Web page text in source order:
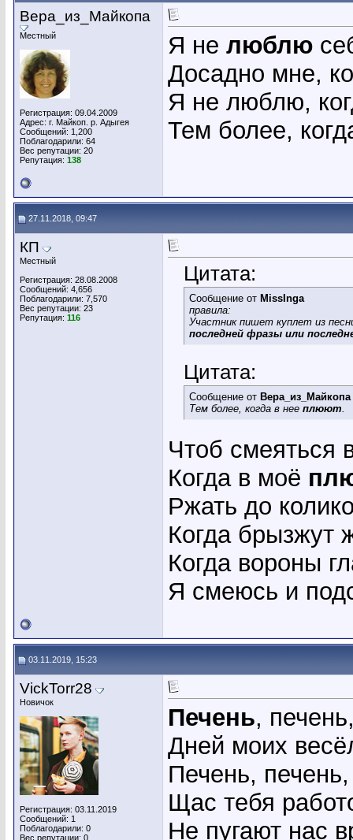
Вера_из_Майкопа
Местный
Регистрация: 09.04.2009
Адрес: г. Майкоп. р. Адыгея
Сообщений: 1,200
Поблагодарили: 64
Вес репутации: 20
Репутация: 138
Я не люблю
Досадно мне,
Я не люблю,
Тем более,
27.11.2018, 09:47
КП
Местный
Регистрация: 28.08.2008
Сообщений: 4,656
Поблагодарили: 7,570
Вес репутации: 23
Репутация: 116
Цитата:
Сообщение от MissInga
правила:
Участник пишет куплет из
последней фразы или
Цитата:
Сообщение от Вера_из_Майкопа
Тем более, когда в нее плюют.
Чтоб смеяться
Когда в моё
Ржать до
Когда брызжут
Когда вороны
Я смеюсь и
03.11.2019, 15:23
VickTorr28
Новичок
Регистрация: 03.11.2019
Сообщений: 1
Поблагодарили: 0
Вес репутации: 0
Печень,
Дней моих
Печень,
Щас тебя
Не пугают нас